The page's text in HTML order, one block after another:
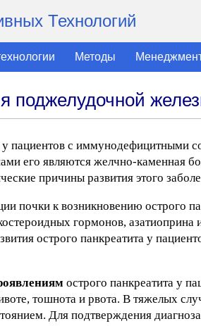
Технологий
Методы
поджелудочной
пациентов с иммунодефицитными
его являются желчно-каменная
причины развития этого
почки к возникновению острого
гормонов,
острого панкреатита у
острого панкреатита у
тошнота и рвота. В тяжелых
Для подтверждения